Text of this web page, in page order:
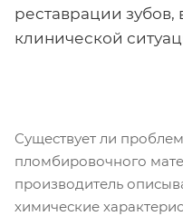
реставрации зубов,
клинической
Существует ли
пломбировочного
производитель
химические